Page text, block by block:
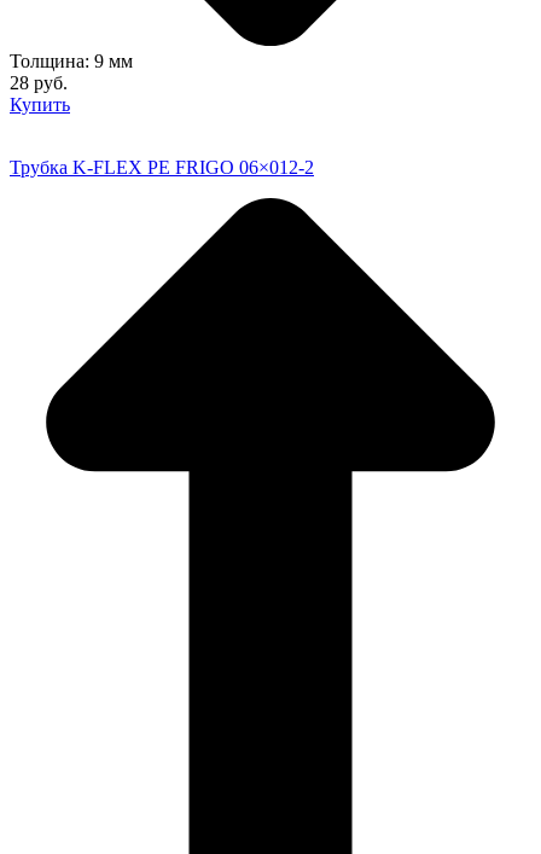
Толщина: 9 мм
28 руб.
Купить
Трубка K-FLEX PE FRIGO 06×012-2